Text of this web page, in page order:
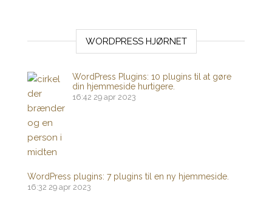
WORDPRESS HJØRNET
WordPress Plugins: 10 plugins til at gøre
din hjemmeside hurtigere.
16:42 29 apr 2023
WordPress plugins: 7 plugins til en ny hjemmeside.
16:32 29 apr 2023